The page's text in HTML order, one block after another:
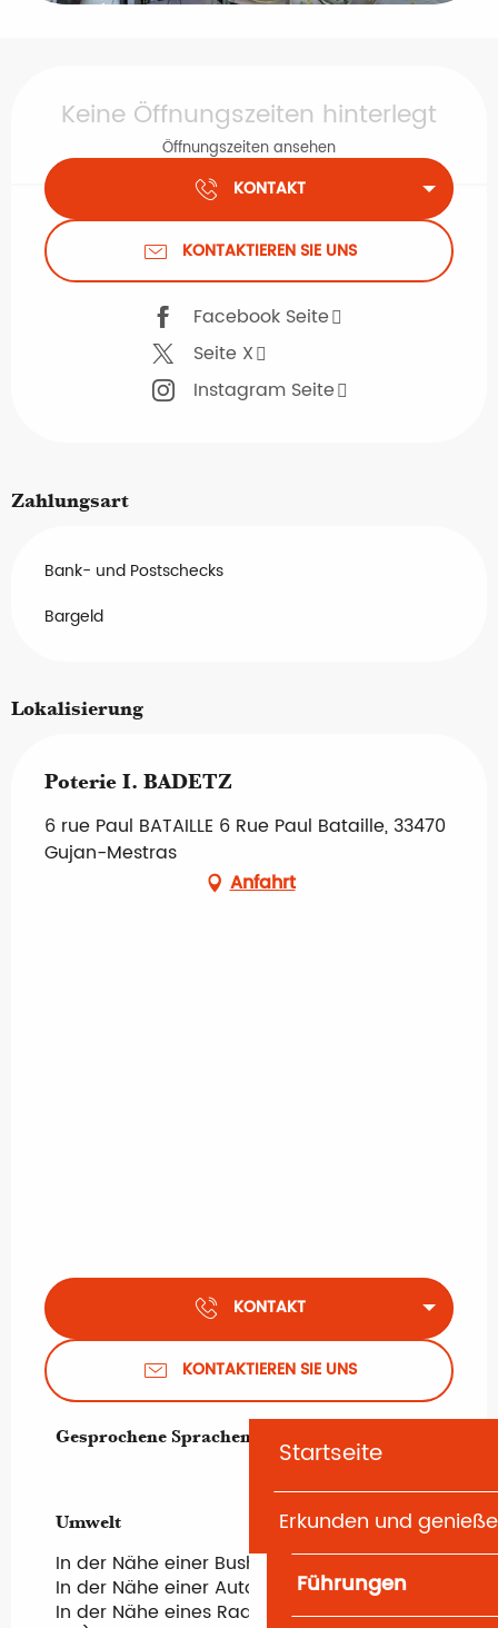
Startseite
Erkunden und
Führungen
Keine Öffnungszeiten hinterlegt
Öffnungszeiten ansehen
KONTAKT
KONTAKTIEREN SIE UNS
Facebook Seite
Seite X
Instagram Seite
Zahlungsart
Bank- und Postschecks
Bargeld
Lokalisierung
Poterie I. BADETZ
6 rue Paul BATAILLE 6 Rue Paul Bataille, 33470
Gujan-Mestras
Anfahrt
KONTAKT
KONTAKTIEREN SIE UNS
Gesprochene Sprachen
Gesprochene Sprachen
Umwelt
Umwelt
In der Nähe einer Bushaltestelle
In der Nähe einer Autobahn
In der Nähe eines Radweges (weniger als 1